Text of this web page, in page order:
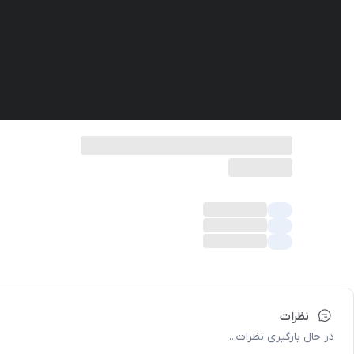
نظرات
در حال بارگیری نظرات...